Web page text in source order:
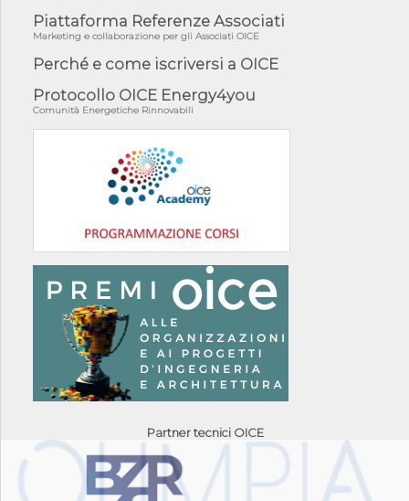
Piattaforma Referenze Associati
Marketing e collaborazione per gli Associati OICE
Perché e come iscriversi a OICE
Protocollo OICE Energy4you
Comunità Energetiche Rinnovabili
Partner tecnici OICE